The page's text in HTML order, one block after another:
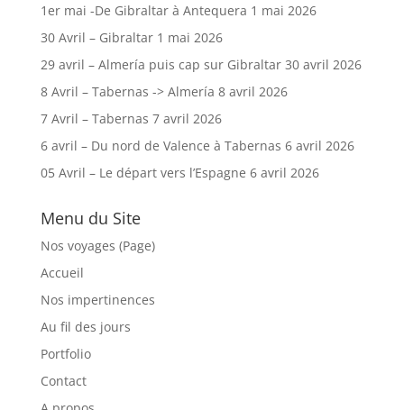
1er mai -De Gibraltar à Antequera 1 mai 2026
30 Avril – Gibraltar 1 mai 2026
29 avril – Almería puis cap sur Gibraltar 30 avril 2026
8 Avril – Tabernas -> Almería 8 avril 2026
7 Avril – Tabernas 7 avril 2026
6 avril – Du nord de Valence à Tabernas 6 avril 2026
05 Avril – Le départ vers l’Espagne 6 avril 2026
Menu du Site
Nos voyages (Page)
Accueil
Nos impertinences
Au fil des jours
Portfolio
Contact